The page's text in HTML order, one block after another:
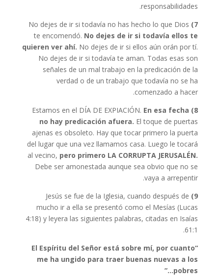
responsabilidades.
7)
No dejes de ir si todavía no has hecho lo que Dios
te encomendó. No dejes de ir si todavía ellos te
quieren ver ahí. No dejes de ir si ellos aún orán por tí.
No dejes de ir si todavía te aman. Todas esas son
señales de un mal trabajo en la predicación de la
verdad o de un trabajo que todavía no se ha
comenzado a hacer.
8)
En esa fecha
no hay predicación afuera. El toque de puertas
ajenas es obsoleto. Hay que tocar primero la puerta
del lugar que una vez llamamos casa. Luego le tocará
al vecino, pero primero LA CORRUPTA JERUSALÉN.
Debe ser amonestada aunque sea obvio que no se
vaya a arrepentir.
9)
Jesús se fue de la Iglesia, cuando después de
mucho ir a ella se presentó como el Mesías (Lucas
4:18) y leyera las siguientes palabras, citadas en Isaías
61:1.
“El Espíritu del Señor está sobre mí, por cuanto
me ha ungido para traer buenas nuevas a los
pobres…”